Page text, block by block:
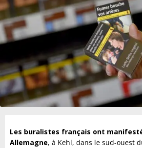
Les buralistes français ont
Allemagne, à Kehl, dans le sud-ouest